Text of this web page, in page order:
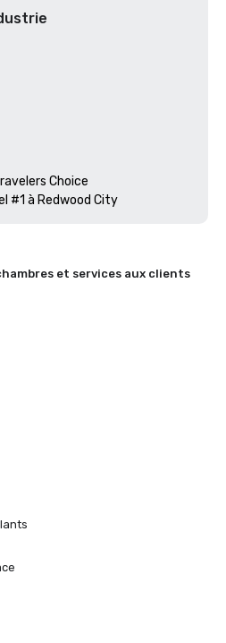
Choice
#1 à Redwood City
et services aux clients